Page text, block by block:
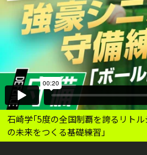
石崎学｢5度の全国制覇を誇るリト
の未来をつくる基礎練習｣